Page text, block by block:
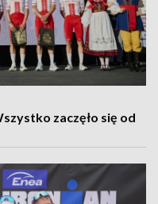
zaczęło się od